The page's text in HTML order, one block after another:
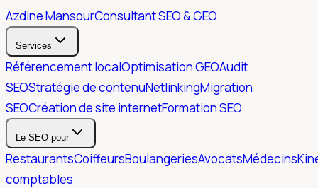
Azdine MansourConsultant SEO & GEO
Services
Référencement localOptimisation GEOAudit
SEOStratégie de contenuNetlinkingMigration
SEOCréation de site internetFormation SEO
Le SEO pour
RestaurantsCoiffeursBoulangeriesAvocatsMédecins
comptables